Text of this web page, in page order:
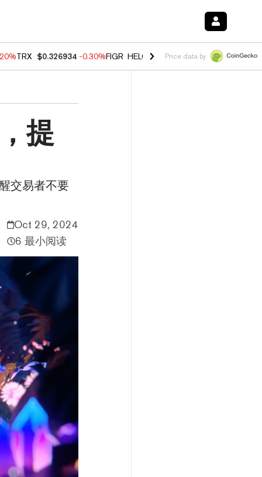
TRX $0.326934 -0.30%FIGR_HELOC $1.02 -1.50% HYPE $56.19
Price data by
提
交易者不要
Oct 29, 2024
6 最小阅读